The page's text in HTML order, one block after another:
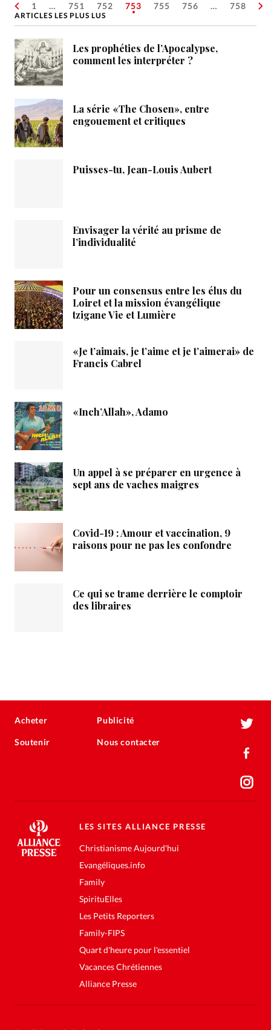
1 … 751 752 753 755 756 … 758
ARTICLES LES PLUS LUS
Les prophéties de l’Apocalypse,
comment les interpréter ?
La série «The Chosen», entre
engouement et critiques
Puisses-tu, Jean-Louis Aubert
Envisager la vérité au prisme de
l’individualité
Pour un consensus entre les élus du
Loiret et la mission évangélique
tzigane Vie et Lumière
«Je t’aimais, je t’aime et je t’aimerai» de
Francis Cabrel
«Inch’Allah», Adamo
Un appel à se préparer en urgence à
sept ans de vaches maigres
Covid-19 : Amour et vaccination, 9
raisons pour ne pas les confondre
Ce qui se trame derrière le comptoir
des libraires
Acheter
Soutenir
Publicité
Nous contacter
LES SITES ALLIANCE PRESSE
Christianisme Aujourd'hui
Evangéliques.info
Family
SpirituElles
Les Petits Reporters
Family-FIPS
Quart d'heure pour l'essentiel
Vacances Chrétiennes
Alliance Presse